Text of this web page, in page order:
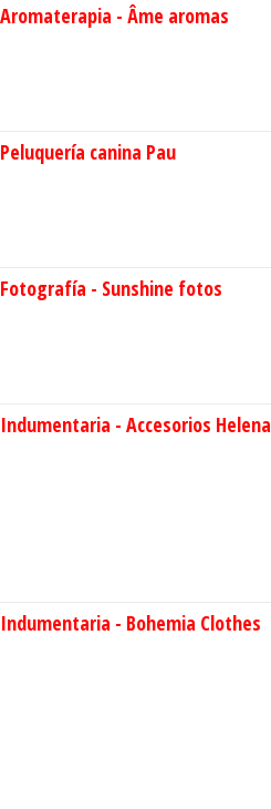
Aromaterapia - Âme aromas
Peluquería canina Pau
Fotografía - Sunshine fotos
Indumentaria - Accesorios Helena
Indumentaria - Bohemia Clothes